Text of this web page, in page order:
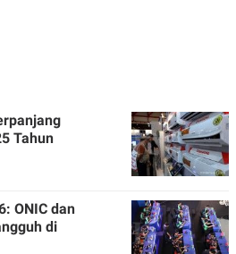
Tahun
ONIC dan
di